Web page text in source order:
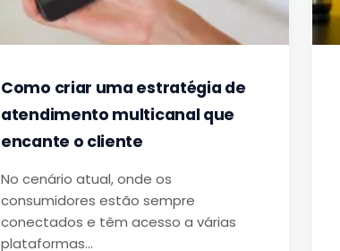
Como criar uma estratégia de
atendimento multicanal que
encante o cliente
No cenário atual, onde os
consumidores estão sempre
conectados e têm acesso a várias
plataformas…